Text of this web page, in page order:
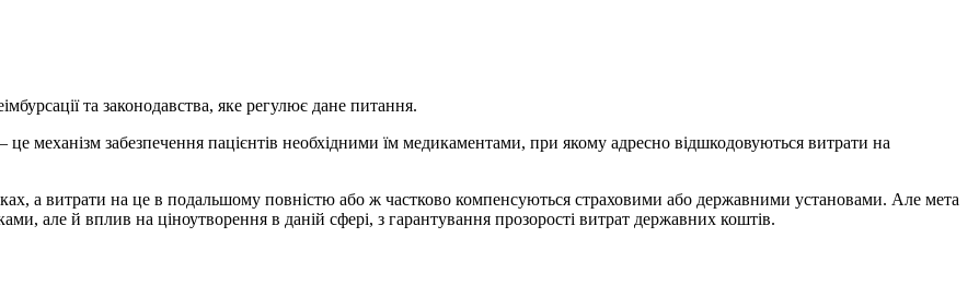
та законодавства, яке регулює дане питання.
це механізм забезпечення пацієнтів необхідними їм медикаментами, при якому адресно відшкодовуються витрати на
а витрати на це в подальшому повністю або ж частково компенсуються страховими або державними установами. Але мета
але й вплив на ціноутворення в даній сфері, з гарантування прозорості витрат державних коштів.